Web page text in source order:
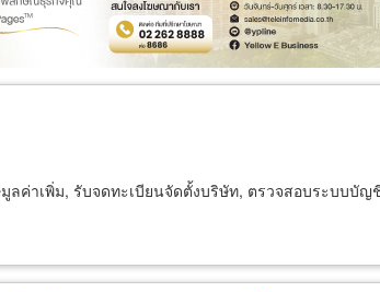
ค่าเพิ่ม, รับจดทะเบียนจัดตั้งบริษัท, ตรวจสอบระบบบั